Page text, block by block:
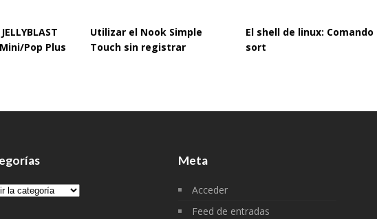
Pop Plus
Utilizar el Nook Simple
Touch sin registrar
El shell de linux: Comando
sort
Meta
Acceder
Feed de entradas